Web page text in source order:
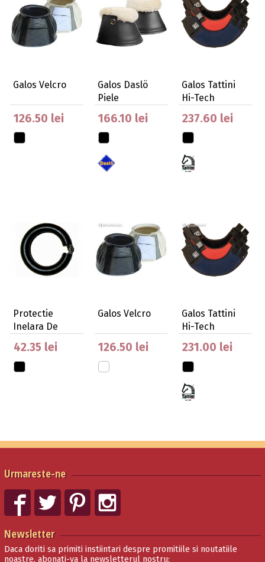
Galos Velcro
126.50 lei
Galos Daslö
Piele
Sintetica/blanita
De …
166.10 lei
Galos Tattini
Hi-Tech
237.60 lei
Protectie
Inelara De
42.35 lei
Galos Velcro
126.50 lei
Galos Tattini
Hi-Tech
Marimile S / M
231.00 lei
Urmareste-ne
Newsletter
Daca doriti sa primiti instiintari despre promitiile si noutatiile
noastre, abonati-va la newsletterul nostru: